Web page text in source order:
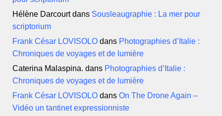
Hélène Darcourtdans Sousleaugraphie : La mer pour
scriptorium
Frank César LOVISOLO dans Photographies d’Italie :
Chroniques de voyages et de lumière
Caterina Malaspina. dans Photographies d’Italie :
Chroniques de voyages et de lumière
Frank César LOVISOLO dansOn The Drone Again –
Vidéo un tantinet expressionniste